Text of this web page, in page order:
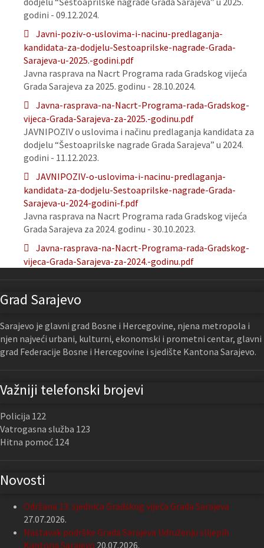
godini - 09.12.2024.
Javni-poziv-o-uslovima-i-nacinu-predlaganja-
kandidata-za-dodjelu-Sestoaprilske-nagrade-Grada-
Sarajeva-u-2025.-godini.pdf
Javna rasprava na Nacrt Programa rada Gradskog vijeća
Grada Sarajeva za 2025. godinu - 28.10.2024.
Javna-rasprava-na-Nacrt-Programa-rada-Gradskog-
vijeca-Grada-Sarajeva-za-2025.-godinu.pdf
JAVNIPOZIV o uslovima i načinu predlaganja kandidata za
dodjelu “Šestoaprilske nagrade Grada Sarajeva” u 2024.
godini - 11.12.2023.
JAVNIPOZIV-o-uslovima-i-nacinu-predlaganja-
kandidata-za-dodjelu-Sestoaprilske-nagrade-Grada-
Sarajeva-u-2024-godini-f.pdf
Javna rasprava na Nacrt Programa rada Gradskog vijeća
Grada Sarajeva za 2024. godinu - 30.10.2023.
Javna-rasprava-na-Nacrt-Programa-rada-Gradskog-
vijeca-Grada-Sarajeva-za-2024.-godinu.pdf
Grad Sarajevo
Sarajevo je glavni grad Bosne i Hercegovine, njena metropola i
njen najveći urbani, kulturni, ekonomski i prometni centar, glavni
grad Federacije Bosne i Hercegovine i sjedište Kantona Sarajevo.
Važniji telefonski brojevi
Policija 122
Vatrogasna služba 123
Hitna pomoć 124
Novosti
Održana 13. sjednica Gradskog vijeća Grada Sarajeva
27.07.2026.
Nastavak podrške Grada Sarajeva Udruženju slijepih
Kantona Sarajevo 20.07.2026.